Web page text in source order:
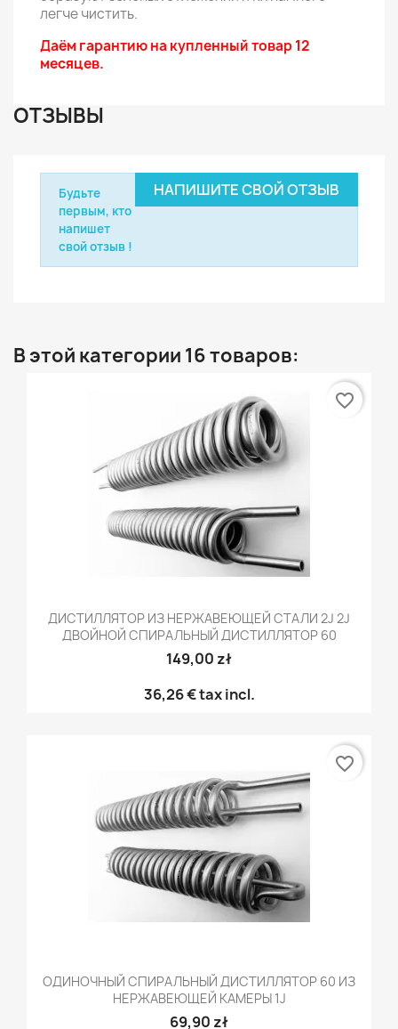
легче чистить.
Даём гарантию на купленный товар 12
месяцев.
ОТЗЫВЫ
НАПИШИТЕ СВОЙ ОТЗЫВ
Будьте
первым, кто
напишет
свой отзыв !
В этой категории 16 товаров:
ДИСТИЛЛЯТОР ИЗ НЕРЖАВЕЮЩЕЙ СТАЛИ 2J 2J
ДВОЙНОЙ СПИРАЛЬНЫЙ ДИСТИЛЛЯТОР 60
149,00 zł
36,26 €tax incl.
favorite_border
ОДИНОЧНЫЙ СПИРАЛЬНЫЙ ДИСТИЛЛЯТОР 60 ИЗ
НЕРЖАВЕЮЩЕЙ КАМЕРЫ 1J
69,90 zł
favorite_border